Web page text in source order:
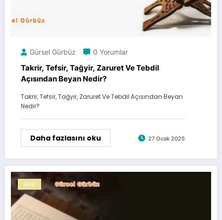
Gürsel Gürbüz 0 Yorumlar
Takrir, Tefsir, Tağyir, Zaruret Ve Tebdil
Açısından Beyan Nedir?
Takrir, Tefsir, Tağyir, Zaruret Ve Tebdil Açısından Beyan
Nedir?
Daha fazlasını oku 27 Ocak 2025
Usul